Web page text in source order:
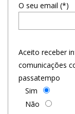
O seu email (*)
Aceito receber
comunicações
passatempo
Sim
Não